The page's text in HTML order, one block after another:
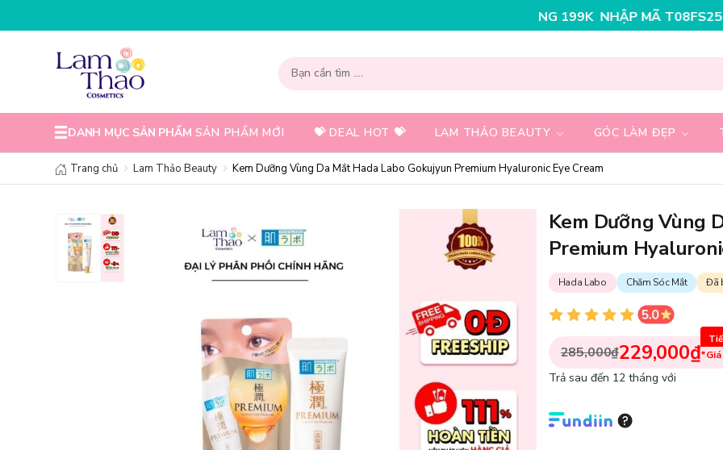
NHẬP MÃ T08FS30K - GIẢM NGAY 30K
DANH MỤC SẢN PHẨM SẢN PHẨM MỚI 💝 DEAL HOT 💝 LAM THẢO BEAUTY GÓC LÀM ĐẸP
Trang chủ Lam Thảo Beauty Kem Dưỡng Vùng Da Mắt Hada Labo Gokujyun Premium Hyaluronic Eye Cream
Kem Dưỡng Vùng
Premium
Hada Labo Chăm Sóc Mắt Đã
285,000₫229,000₫
Trả sau đến 12 tháng với